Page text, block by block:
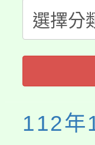
《
程，
心
系
112年